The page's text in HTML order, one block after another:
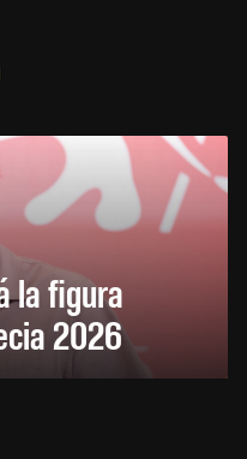
la figura
2026